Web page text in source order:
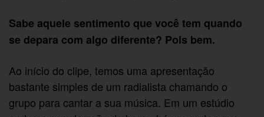
Sabe aquele sentimento que você tem quando
se depara com algo diferente? Pois bem.
Ao início do clipe, temos uma apresentação
bastante simples de um radialista chamando o
grupo para cantar a sua música. Em um estúdio